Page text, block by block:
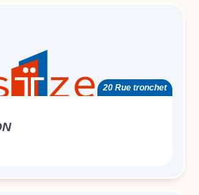
20 Rue tronchet